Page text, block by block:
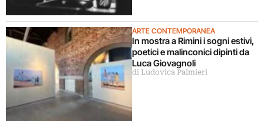
ARTE CONTEMPORANEA
In mostra a Rimini i sogni estivi,
poetici e malinconici dipinti da
Luca Giovagnoli
di Ludovica Palmieri